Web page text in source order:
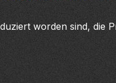
worden sind, die